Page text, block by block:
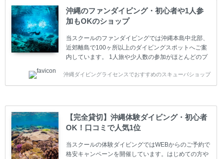
は年間を通じてキャンペーンを行っています。 ベーシ
ックダイバー(Cカード) 1日間+eラーニング 最安値キ
ャンペーン ￥22800(税込) ￥16800(税込) 器材 / 送
迎 / 保険 / 全て込み ダイビング...
沖縄のファンダイビング・初心者や1人参
加もOKのショップ
当スクールのファンダイビングでは沖縄本島中北部、
近郊離島で100ヶ所以上のダイビングスポットへご案
内しています。 1人旅や少人数の参加がほとんどのプ
の方も安心して楽しめるようにリフレッシュダイビン
グコースもご用意しています。お1人様も初心者の方
ーター様はファンダイビングの全てのコース費が
10%OFF、フル器材レンタルが50%OFFになります。
沖縄本島周辺ビーチ・ファンダイビング ￥13800(税
込)【 2ビーチ 】 ウエイト / タンク / 送迎...
沖縄ダイビングライセンスでおすすめのスキューバショップ
【完全貸切】沖縄体験ダイビング・初心者
OK！口コミで人気1位
当スクールの体験ダイビングではWEBからのご予約で
格安キャンペーンを開催しています。はじめての方や